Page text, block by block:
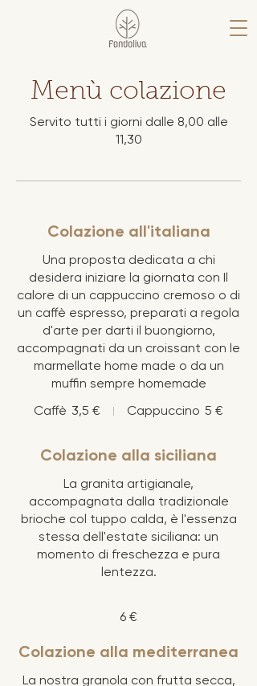
Menù colazione
Servito tutti i giorni dalle 8,00 alle
11,30
Colazione all'italiana
Una proposta dedicata a chi
desidera iniziare la giornata con Il
calore di un cappuccino cremoso o di
un caffè espresso, preparati a regola
d'arte per darti il buongiorno,
accompagnati da un croissant con le
marmellate home made o da un
muffin sempre homemade
Caffè 3,5 € Cappuccino 5 €
Colazione alla siciliana
La granita artigianale,
accompagnata dalla tradizionale
brioche col tuppo calda, è l'essenza
stessa dell'estate siciliana: un
momento di freschezza e pura
lentezza.
6 €
Colazione alla mediterranea
La nostra granola con frutta secca,